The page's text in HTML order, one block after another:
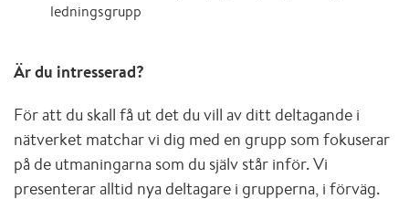
ledningsgrupp
Är du intresserad?
För att du skall få ut det du vill av ditt deltagande i
nätverket matchar vi dig med en grupp som fokuserar
på de utmaningarna som du själv står inför. Vi
presenterar alltid nya deltagare i grupperna, i förväg.